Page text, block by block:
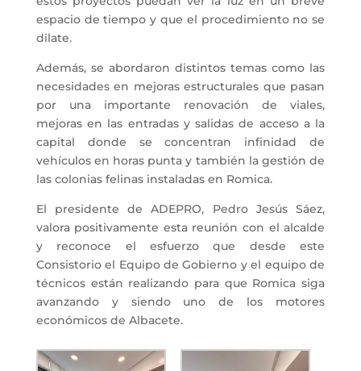
espacio de tiempo y que el procedimiento no se
dilate.
Además, se abordaron distintos temas como las
necesidades en mejoras estructurales que pasan
por una importante renovación de viales,
mejoras en las entradas y salidas de acceso a la
capital donde se concentran infinidad de
vehículos en horas punta y también la gestión de
las colonias felinas instaladas en Romica.
El presidente de ADEPRO, Pedro Jesús Sáez,
valora positivamente esta reunión con el alcalde
y reconoce el esfuerzo que desde este
Consistorio el Equipo de Gobierno y el equipo de
técnicos están realizando para que Romica siga
avanzando y siendo uno de los motores
económicos de Albacete.